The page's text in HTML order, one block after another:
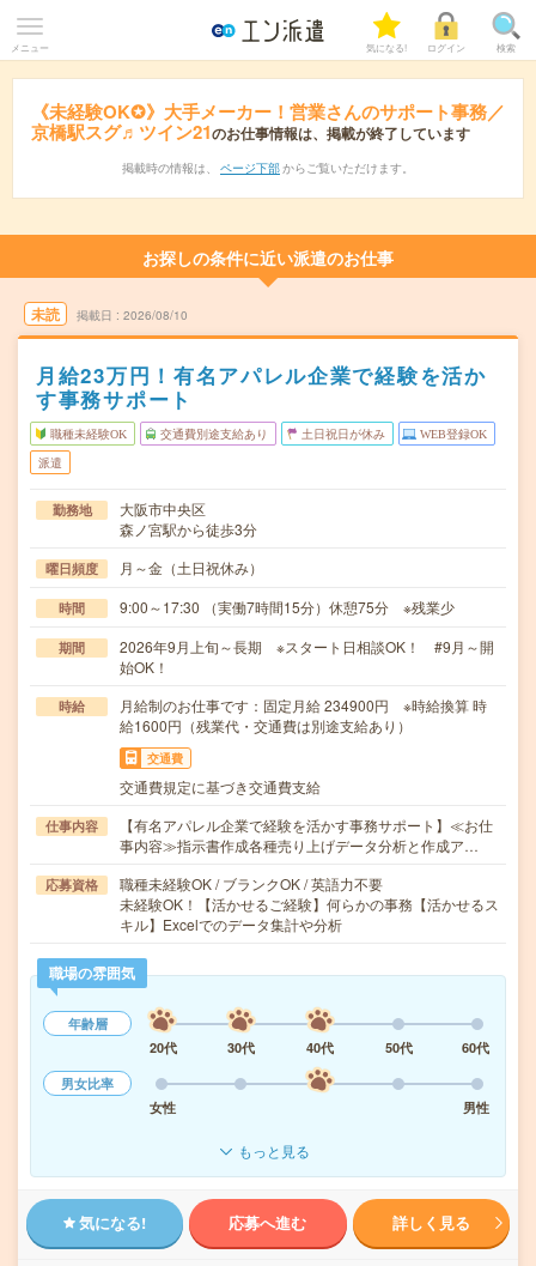
メニュー 気になる! ログイン 検索
《未経験OK✪》大手メーカー！営業さんのサポート事務／
京橋駅スグ♬ツイン21のお仕事情報は、掲載が終了しています
掲載時の情報は、 ページ下部 からご覧いただけます。
お探しの条件に近い派遣のお仕事
未読 掲載日 2026/08/10
月給23万円！有名アパレル企業で経験を活か
す事務サポート
職種未経験OK 交通費別途支給あり 土日祝日が休み WEB登録OK
派遣
勤務地
大阪市中央区
森ノ宮駅から徒歩3分
曜日頻度 月～金（土日祝休み）
時間 9:00～17:30 （実働7時間15分）休憩75分 ※残業少
期間
2026年9月上旬～長期 ※スタート日相談OK！ #9月～開
始OK！
時給
月給制のお仕事です：固定月給 234900円 ※時給換算 時
給1600円（残業代・交通費は別途支給あり）
交通費
交通費規定に基づき交通費支給
仕事内容
【有名アパレル企業で経験を活かす事務サポート】≪お仕
事内容≫指示書作成各種売り上げデータ分析と作成ア…
応募資格
職種未経験OK / ブランクOK / 英語力不要
未経験OK！【活かせるご経験】何らかの事務【活かせるス
キル】Excelでのデータ集計や分析
職場の雰囲気
年齢層
20代
30代 40代 50代
60代
男女比率
女性
男性
もっと見る
気になる! 応募へ進む 詳しく見る